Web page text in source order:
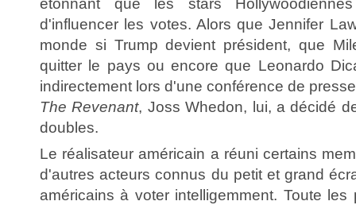
d'influencer les votes. Alors que Jennifer
monde si Trump devient président, que
quitter le pays ou encore que Leonardo
indirectement lors d'une conférence de
The Revenant, Joss Whedon, lui, a décidé
doubles.
Le réalisateur américain a réuni certains
d'autres acteurs connus du petit et grand
américains à voter intelligemment. Toute les